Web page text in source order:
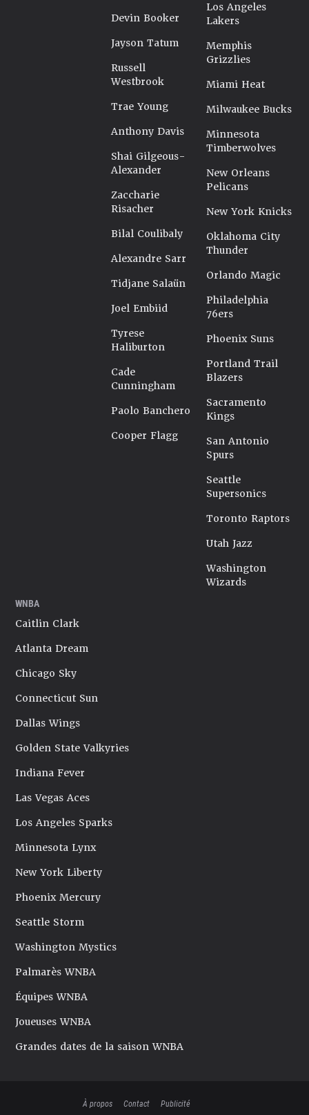
Devin Booker
Jayson Tatum
Russell
Westbrook
Trae Young
Anthony Davis
Shai Gilgeous-
Alexander
Zaccharie
Risacher
Bilal Coulibaly
Alexandre Sarr
Tidjane Salaün
Joel Embiid
Tyrese
Haliburton
Cade
Cunningham
Paolo Banchero
Cooper Flagg
Los Angeles
Lakers
Memphis
Grizzlies
Miami Heat
Milwaukee Bucks
Minnesota
Timberwolves
New Orleans
Pelicans
New York Knicks
Oklahoma City
Thunder
Orlando Magic
Philadelphia
76ers
Phoenix Suns
Portland Trail
Blazers
Sacramento
Kings
San Antonio
Spurs
Seattle
Supersonics
Toronto Raptors
Utah Jazz
Washington
Wizards
WNBA
Caitlin Clark
Atlanta Dream
Chicago Sky
Connecticut Sun
Dallas Wings
Golden State Valkyries
Indiana Fever
Las Vegas Aces
Los Angeles Sparks
Minnesota Lynx
New York Liberty
Phoenix Mercury
Seattle Storm
Washington Mystics
Palmarès WNBA
Équipes WNBA
Joueuses WNBA
Grandes dates de la saison WNBA
À propos Contact Publicité